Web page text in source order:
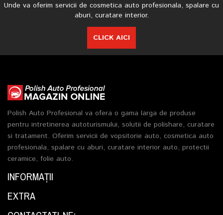
Unde va oferim servicii de cosmetica auto profesionala, spalare cu
aburi, curatare interior.
CLICK AICI
Polish Auto Profesional va ofera o gama larga de produse
pentru intretinerea autoturismului, solutii de polishare, curatare
si tratament. Oferim servicii de vopsitorie auto, cosmetica auto
profesionala, spalare cu aburi, curatare interior auto, protectii
ceramice, folie auto.
INFORMAŢII
EXTRA